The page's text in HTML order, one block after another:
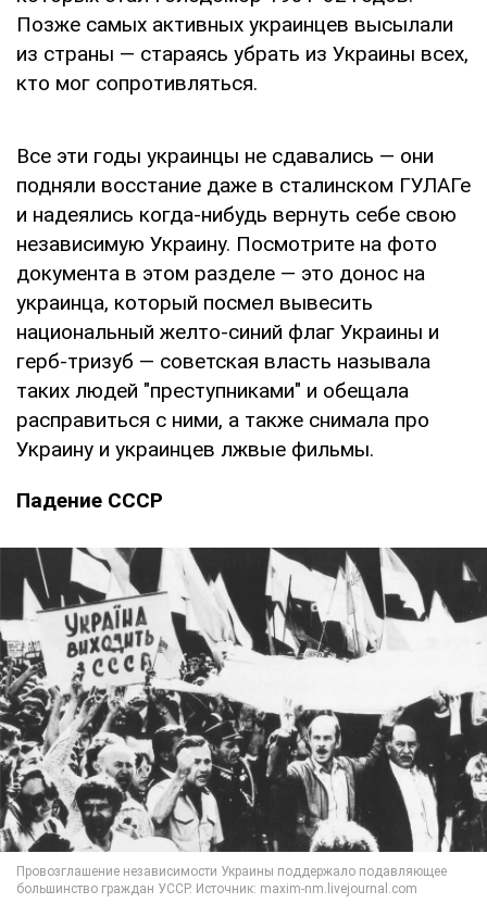
Позже самых активных украинцев высылали
из страны — стараясь убрать из Украины всех,
кто мог сопротивляться.
Все эти годы украинцы не сдавались — они
подняли восстание даже в сталинском ГУЛАГе
и надеялись когда-нибудь вернуть себе свою
независимую Украину. Посмотрите на фото
документа в этом разделе — это донос на
украинца, который посмел вывесить
национальный желто-синий флаг Украины и
герб-тризуб — советская власть называла
таких людей "преступниками" и обещала
расправиться с ними, а также снимала про
Украину и украинцев лжвые фильмы.
Падение СССР